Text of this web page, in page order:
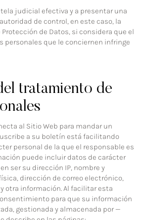
judicial efectiva y a presentar una
de control, en este caso, la
Protección de Datos, si considera que el
personales que le conciernen infringe
tratamiento de
al Sitio Web para mandar un
a su boletín está facilitando
personal de la que el responsable es
puede incluir datos de carácter
ser su dirección IP, nombre y
dirección de correo electrónico,
otra información. Al facilitar esta
para que su información
gestionada y almacenada por —